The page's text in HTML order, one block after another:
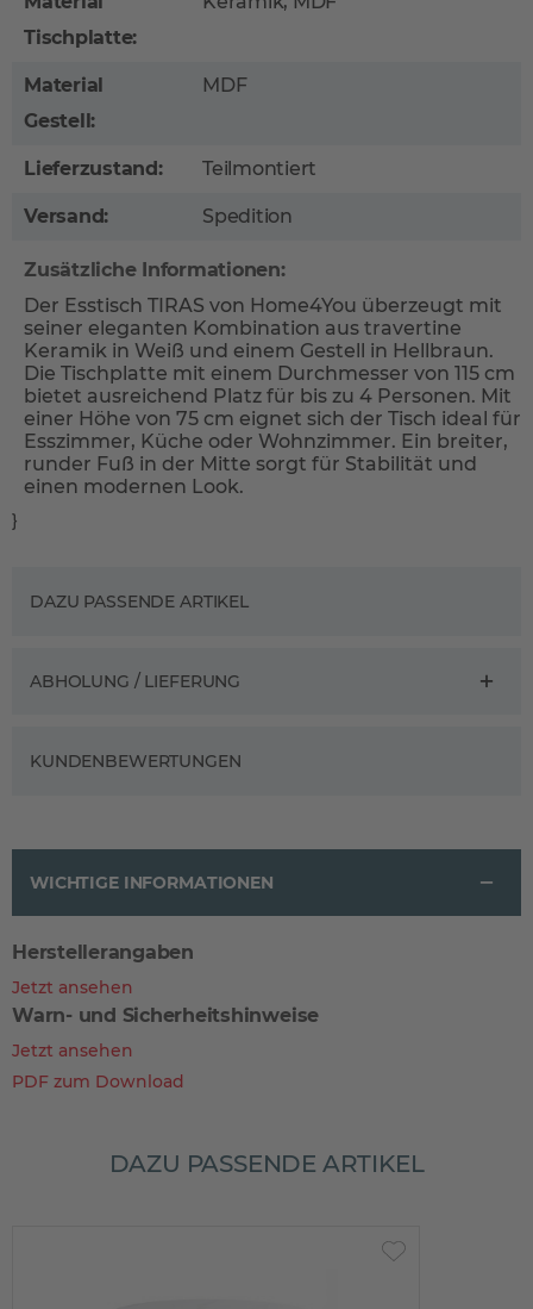
Tischplatte:
Material
Gestell:
MDF
Lieferzustand: Teilmontiert
Versand: Spedition
Zusätzliche Informationen:
Der Esstisch TIRAS von Home4You überzeugt mit
seiner eleganten Kombination aus travertine
Keramik in Weiß und einem Gestell in Hellbraun.
Die Tischplatte mit einem Durchmesser von 115 cm
bietet ausreichend Platz für bis zu 4 Personen. Mit
einer Höhe von 75 cm eignet sich der Tisch ideal für
Esszimmer, Küche oder Wohnzimmer. Ein breiter,
runder Fuß in der Mitte sorgt für Stabilität und
einen modernen Look.
}
DAZU PASSENDE ARTIKEL
ABHOLUNG / LIEFERUNG
KUNDENBEWERTUNGEN
WICHTIGE INFORMATIONEN
Herstellerangaben
Jetzt ansehen
Warn- und Sicherheitshinweise
Jetzt ansehen
PDF zum Download
DAZU PASSENDE ARTIKEL